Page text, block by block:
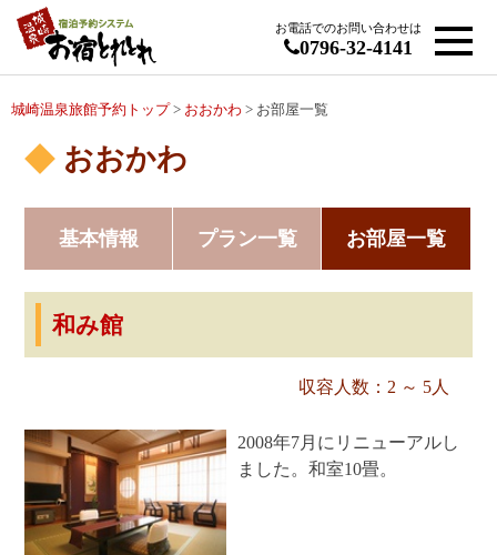
お電話でのお問い合わせは
0796-32-4141
城崎温泉旅館予約トップ > おおかわ > お部屋一覧
おおかわ
基本情報 プラン一覧 お部屋一覧
和み館
収容人数：2 ～ 5人
2008年7月にリニューアルし
ました。和室10畳。